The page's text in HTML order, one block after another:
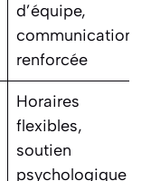
d’équipe,
communication
renforcée
Horaires
flexibles,
soutien
psychologique